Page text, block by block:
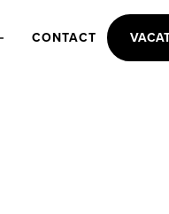
CONTACT